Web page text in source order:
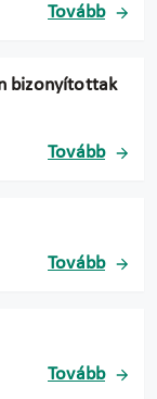
Tovább
bizonyítottak
Tovább
Tovább
Tovább